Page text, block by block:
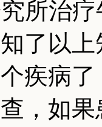
所治疗
了以
疾病
查，如